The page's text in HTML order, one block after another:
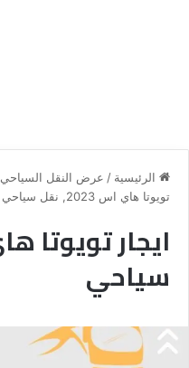
الرئيسية / عرض النقل السياحي
تويوتا هاي اس 2023, نقل سياحي
سياحي